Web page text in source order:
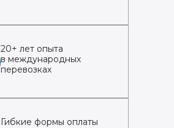
20+ лет опыта
в международных
перевозках
Гибкие формы оплаты